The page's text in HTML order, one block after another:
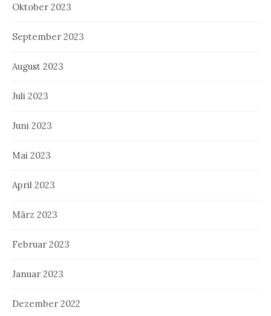
Oktober 2023
September 2023
August 2023
Juli 2023
Juni 2023
Mai 2023
April 2023
März 2023
Februar 2023
Januar 2023
Dezember 2022